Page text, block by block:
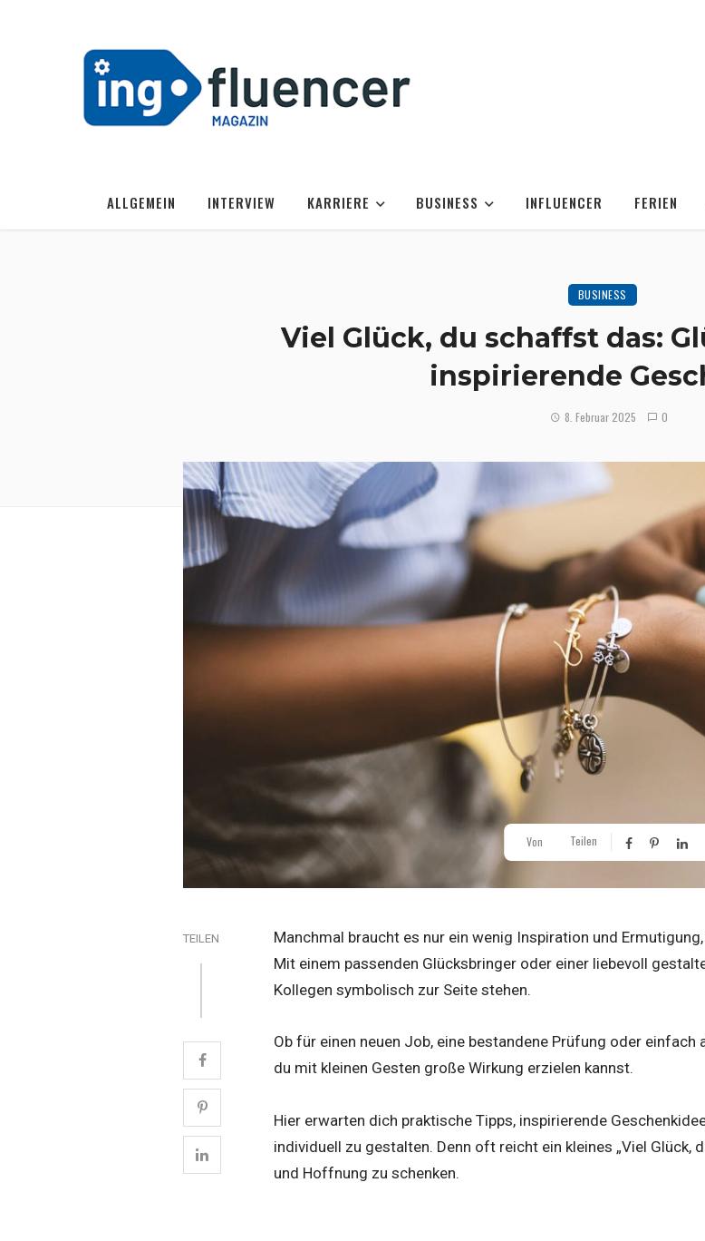
ALLGEMEIN INTERVIEW KARRIERE BUSINESS INFLUENCER FERIEN
BUSINESS
Viel Glück, du schaffst das:
inspirierende
8. Februar 2025 0
Von Teilen
TEILEN
Manchmal braucht es nur ein wenig Inspiration und
Mit einem passenden Glücksbringer oder einer liebevoll
Kollegen symbolisch zur Seite stehen.
Ob für einen neuen Job, eine bestandene Prüfung oder
du mit kleinen Gesten große Wirkung erzielen kannst.
Hier erwarten dich praktische Tipps, inspirierende
individuell zu gestalten. Denn oft reicht ein kleines „Viel
und Hoffnung zu schenken.